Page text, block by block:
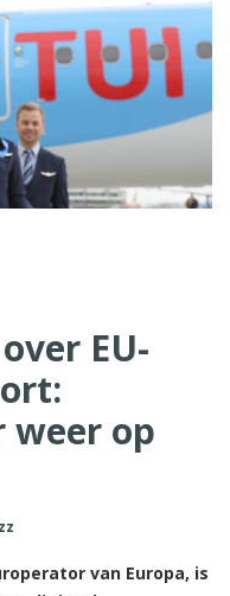
EU-
weer op
van Europa, is